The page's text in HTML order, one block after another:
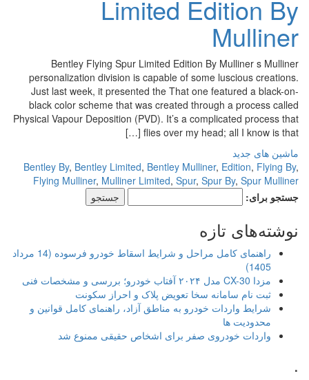
Limited Edition By
Mulliner
Bentley Flying Spur Limited Edition By Mulliner s Mulliner
personalization division is capable of some luscious creations.
Just last week, it presented the That one featured a black-on-
black color scheme that was created through a process called
Physical Vapour Deposition (PVD). It’s a complicated process that
flies over my head; all I know is that […]
ماشین های جدید
Bentley By,Bentley Limited,Bentley Mulliner,Edition,Flying By
Flying Mulliner,Mulliner Limited,Spur,Spur By,Spur Mulliner
جستجو برای:
نوشته‌های تازه
راهنمای کامل مراحل و شرایط اسقاط خودرو فرسوده (14 مرداد
1405)
مزدا CX-30 مدل ۲۰۲۴ آفتاب خودرو؛ بررسی و مشخصات فنی
ثبت نام سامانه سخا تعویض پلاک و احراز سکونت
شرایط واردات خودرو به مناطق آزاد، راهنمای کامل قوانین و
محدودیت ها
واردات خودروی صفر برای اشخاص حقیقی ممنوع شد